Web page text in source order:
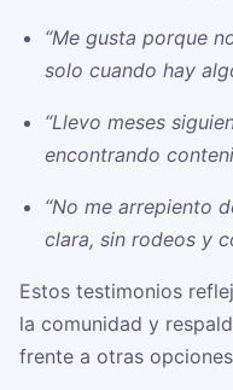
“Me gusta porque
solo cuando hay
“Llevo meses
encontrando
“No me arrepiento
clara, sin rodeos y
Estos testimonios
la comunidad y
frente a otras